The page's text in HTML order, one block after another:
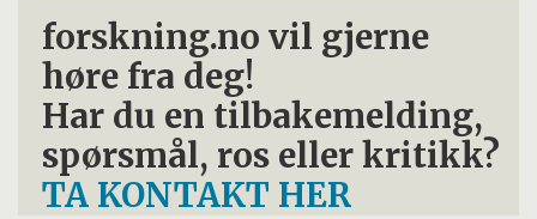
forskning.no vil gjerne
høre fra deg!
Har du en tilbakemelding,
spørsmål, ros eller kritikk?
TA KONTAKT HER